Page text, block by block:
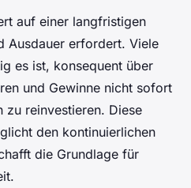
auf einer langfristigen
Ausdauer erfordert. Viele
es ist, konsequent über
und Gewinne nicht sofort
zu reinvestieren. Diese
den kontinuierlichen
die Grundlage für